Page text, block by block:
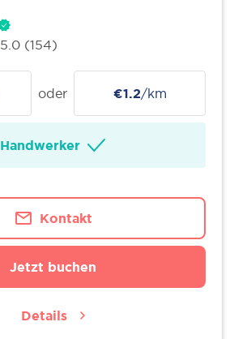
5.0 (154)
oder €1.2/km
Handwerker
Kontakt
Jetzt buchen
Details